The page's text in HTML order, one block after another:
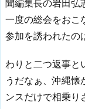
聞編集長の岩田弘
一度の総会をおこ
参加を誘われたの
わりと二つ返事と
うだなぁ、沖縄懐
ンスだけで相乗り